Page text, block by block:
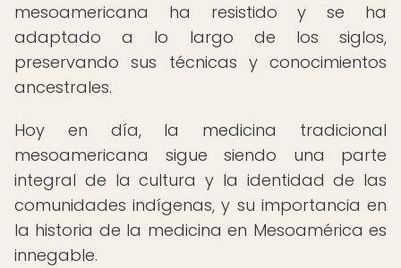
mesoamericana ha resistido y se ha
adaptado a lo largo de los siglos,
preservando sus técnicas y conocimientos
ancestrales.
Hoy en día, la medicina tradicional
mesoamericana sigue siendo una parte
integral de la cultura y la identidad de las
comunidades indígenas, y su importancia en
la historia de la medicina en Mesoamérica es
innegable.